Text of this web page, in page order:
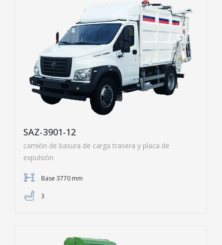
SAZ-3901-12
camión de basura de carga trasera y placa de
expulsión
Base 3770 mm
3